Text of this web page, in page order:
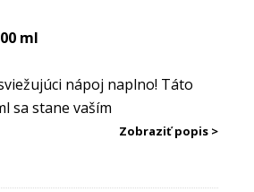
Zobraziť popis >
ml
nápoj naplno! Táto
sa stane vaším